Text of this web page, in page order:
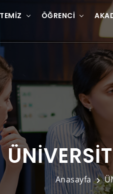
ÖĞRENCI
Anasayfa